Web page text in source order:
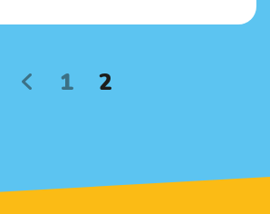
1 2